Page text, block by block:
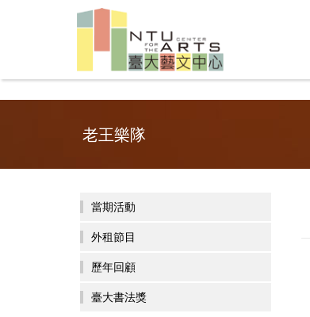
老王樂隊
當期活動
外租節目
歷年回顧
臺大書法獎